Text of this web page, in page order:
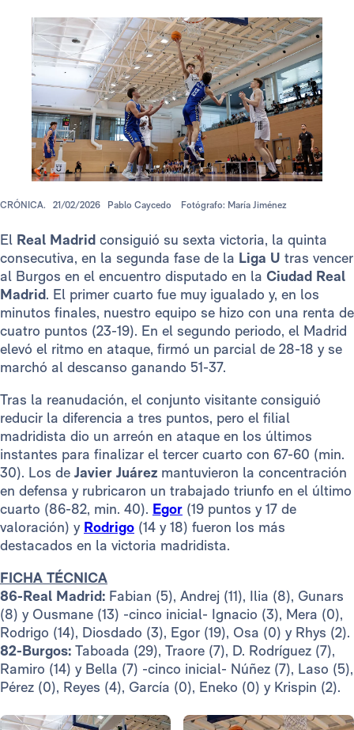
CRÓNICA. 21/02/2026 Pablo Caycedo Fotógrafo: María Jiménez
El Real Madrid consiguió su sexta victoria, la quinta
consecutiva, en la segunda fase de la Liga U tras vencer
al Burgos en el encuentro disputado en la Ciudad Real
Madrid. El primer cuarto fue muy igualado y, en los
minutos finales, nuestro equipo se hizo con una renta de
cuatro puntos (23-19). En el segundo periodo, el Madrid
elevó el ritmo en ataque, firmó un parcial de 28-18 y se
marchó al descanso ganando 51-37.
Tras la reanudación, el conjunto visitante consiguió
reducir la diferencia a tres puntos, pero el filial
madridista dio un arreón en ataque en los últimos
instantes para finalizar el tercer cuarto con 67-60 (min.
30). Los de Javier Juárez mantuvieron la concentración
en defensa y rubricaron un trabajado triunfo en el último
cuarto (86-82, min. 40). Egor (19 puntos y 17 de
valoración) y Rodrigo (14 y 18) fueron los más
destacados en la victoria madridista.
FICHA TÉCNICA
86-Real Madrid: Fabian (5), Andrej (11), Ilia (8), Gunars
(8) y Ousmane (13) -cinco inicial- Ignacio (3), Mera (0),
Rodrigo (14), Diosdado (3), Egor (19), Osa (0) y Rhys (2).
82-Burgos: Taboada (29), Traore (7), D. Rodríguez (7),
Ramiro (14) y Bella (7) -cinco inicial- Núñez (7), Laso (5),
Pérez (0), Reyes (4), García (0), Eneko (0) y Krispin (2).